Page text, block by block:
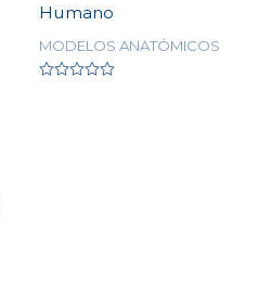
Humano
MODELOS ANATÓMICOS